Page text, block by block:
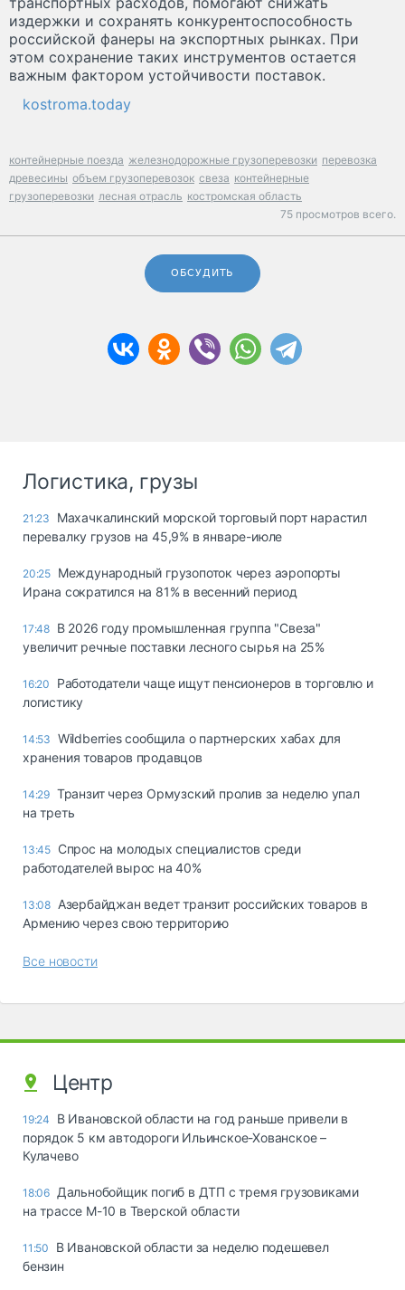
издержки и сохранять конкурентоспособность
российской фанеры на экспортных рынках. При
этом сохранение таких инструментов остается
важным фактором устойчивости поставок.
kostroma.today
контейнерные поезда железнодорожные грузоперевозки перевозка
древесины объем грузоперевозок свеза контейнерные
грузоперевозки лесная отрасль костромская область
75 просмотров всего.
ОБСУДИТЬ
Логистика, грузы
21:23
Махачкалинский морской торговый порт нарастил
перевалку грузов на 45,9% в январе-июле
20:25 Международный грузопоток через аэропорты
Ирана сократился на 81% в весенний период
17:48 В 2026 году промышленная группа "Свеза"
увеличит речные поставки лесного сырья на 25%
16:20
Работодатели чаще ищут пенсионеров в торговлю и
логистику
14:53 Wildberries сообщила о партнерских хабах для
хранения товаров продавцов
14:29 Транзит через Ормузский пролив за неделю упал
на треть
13:45 Спрос на молодых специалистов среди
работодателей вырос на 40%
13:08 Азербайджан ведет транзит российских товаров в
Армению через свою территорию
Все новости
Центр
19:24
В Ивановской области на год раньше привели в
порядок 5 км автодороги Ильинское-Хованское –
Кулачево
18:06 Дальнобойщик погиб в ДТП с тремя грузовиками
на трассе М-10 в Тверской области
11:50
В Ивановской области за неделю подешевел
бензин